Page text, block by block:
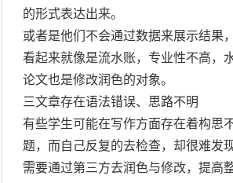
的形式表达出来。
或者是他们不会通过数据来展示结果
看起来就像是流水账，专业性不高，
论文也是修改润色的对象。
三文章存在语法错误、思路不明
有些学生可能在写作方面存在着构思
题，而自己反复的去检查，却很难发
需要通过第三方去润色与修改，提高